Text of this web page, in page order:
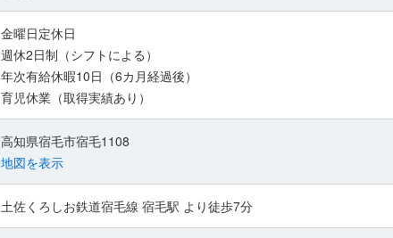
金曜日定休日
週休2日制（シフトによる）
年次有給休暇10日（6カ月経過後）
育児休業（取得実績あり）
高知県宿毛市宿毛1108
地図を表示
土佐くろしお鉄道宿毛線 宿毛駅 より徒歩7分